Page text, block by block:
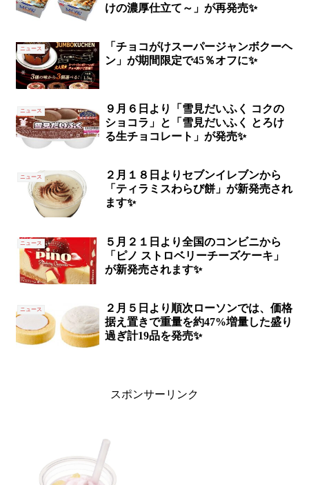
けの濃厚仕立て～」が再発売✨
ニュース
「チョコがけスーパージャンボクーヘ
ン」が期間限定で45％オフに✨
ニュース
９月６日より「雪見だいふく コクの
ショコラ」と「雪見だいふく とろけ
る生チョコレート」が発売✨
ニュース
２月１８日よりセブンイレブンから
「ティラミスわらび餅」が新発売され
ます✨
ニュース
５月２１日より全国のコンビニから
「ピノ ストロベリーチーズケーキ」
が新発売されます✨
ニュース
２月５日より順次ローソンでは、価格
据え置きで重量を約47%増量した盛り
過ぎ計19品を発売✨
スポンサーリンク